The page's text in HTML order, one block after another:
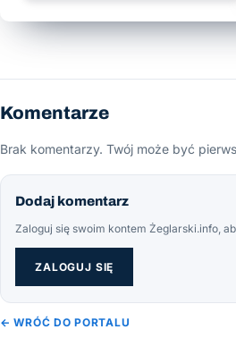
Komentarze
Brak komentarzy. Twój może być
Dodaj komentarz
Zaloguj się swoim kontem Żeglarski.info,
ZALOGUJ SIĘ
← WRÓĆ DO PORTALU